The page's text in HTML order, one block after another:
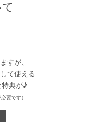
すが、
て使える
特典が♪
要です）